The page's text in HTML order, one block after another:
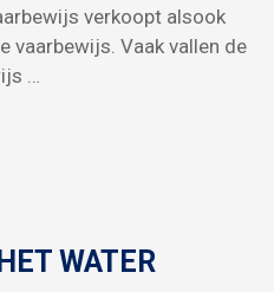
verkoopt alsook
vaarbewijs. Vaak vallen de
…
WATER